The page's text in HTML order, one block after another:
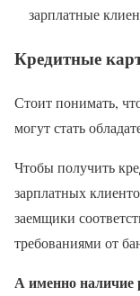
зарплатные
Кредитные
Стоит понимать,
могут стать
Чтобы получить
зарплатных
заемщики
требованиями от
А именно наличие